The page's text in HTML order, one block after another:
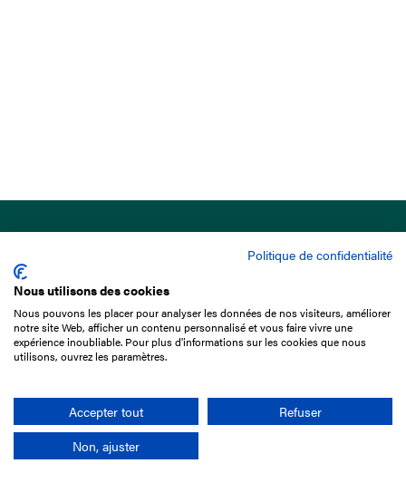
15 Boulevard de Douaumont
75017 Paris
01 49 10 20 29
Rechercher
Politique de confidentialité
Nous utilisons des cookies
Nous pouvons les placer pour analyser les données de nos visiteurs, améliorer
notre site Web, afficher un contenu personnalisé et vous faire vivre une
expérience inoubliable. Pour plus d'informations sur les cookies que nous
utilisons, ouvrez les paramètres.
Accepter tout
Refuser
Non, ajuster